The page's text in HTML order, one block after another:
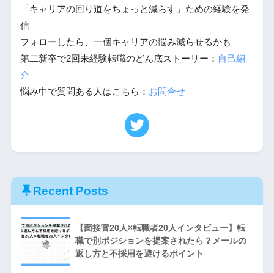
「キャリアの回り道をちょっと減らす」ための経験を発
信
フォローしたら、一個キャリアの悩み減らせるかも
第二新卒で2回未経験転職のどん底ストーリー： 自己紹
介
悩み中で質問ある人はこちら： お問合せ
Recent Posts
【面接官20人×転職者20人インタビュー】転
職で別ポジションを提案されたら？メールの
返し方と不採用を避けるポイント